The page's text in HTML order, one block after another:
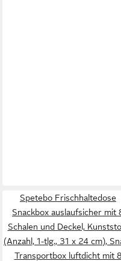
Spetebo Frischhaltedose
Snackbox auslaufsicher mit
Schalen und Deckel,
(Anzahl, 1-tlg., 31 x 24 cm),
Transportbox luftdicht mit 8